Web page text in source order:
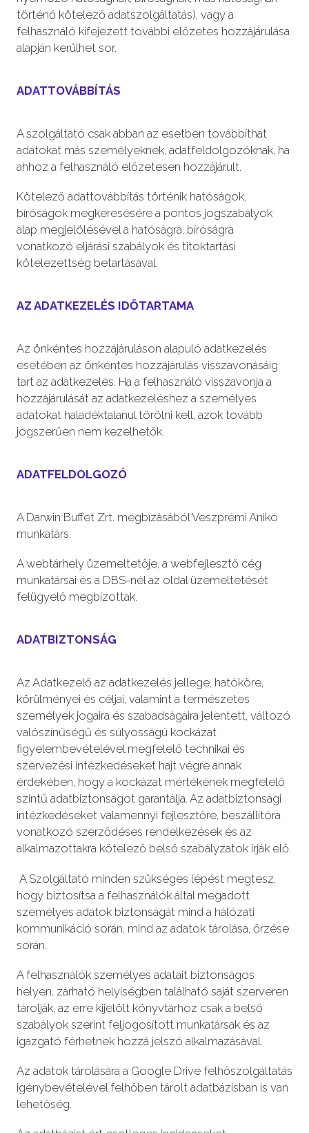
történő kötelező adatszolgáltatás), vagy a
felhasználó kifejezett további előzetes hozzájárulása
alapján kerülhet sor.
ADATTOVÁBBÍTÁS
A szolgáltató csak abban az esetben továbbíthat
adatokat más személyeknek, adatfeldolgozóknak, ha
ahhoz a felhasználó előzetesen hozzájárult.
Kötelező adattovábbítás történik hatóságok,
bíróságok megkeresésére a pontos jogszabályok
alap megjelölésével a hatóságra, bíróságra
vonatkozó eljárási szabályok és titoktartási
kötelezettség betartásával.
AZ ADATKEZELÉS IDŐTARTAMA
Az önkéntes hozzájáruláson alapuló adatkezelés
esetében az önkéntes hozzájárulás visszavonásáig
tart az adatkezelés. Ha a felhasználó visszavonja a
hozzájárulását az adatkezeléshez a személyes
adatokat haladéktalanul törölni kell, azok tovább
jogszerűen nem kezelhetők.
ADATFELDOLGOZÓ
A Darwin Buffet Zrt. megbízásából Veszprémi Anikó
munkatárs.
A webtárhely üzemeltetője, a webfejlesztő cég
munkatársai és a DBS-nél az oldal üzemeltetését
felügyelő megbízottak.
ADATBIZTONSÁG
Az Adatkezelő az adatkezelés jellege, hatóköre,
körülményei és céljai, valamint a természetes
személyek jogaira és szabadságaira jelentett, változó
valószínűségű és súlyosságú kockázat
figyelembevételével megfelelő technikai és
szervezési intézkedéseket hajt végre annak
érdekében, hogy a kockázat mértékének megfelelő
szintű adatbiztonságot garantálja. Az adatbiztonsági
intézkedéseket valamennyi fejlesztőre, beszállítóra
vonatkozó szerződéses rendelkezések és az
alkalmazottakra kötelező belső szabályzatok írják elő.
A Szolgáltató minden szükséges lépést megtesz,
hogy biztosítsa a felhasználók által megadott
személyes adatok biztonságát mind a hálózati
kommunikáció során, mind az adatok tárolása, őrzése
során.
A felhasználók személyes adatait biztonságos
helyen, zárható helyiségben található saját szerveren
tárolják, az erre kijelölt könyvtárhoz csak a belső
szabályok szerint feljogosított munkatársak és az
igazgató férhetnek hozzá jelszó alkalmazásával.
Az adatok tárolására a Google Drive felhőszolgáltatás
igénybevételével felhőben tárolt adatbázisban is van
lehetőség.